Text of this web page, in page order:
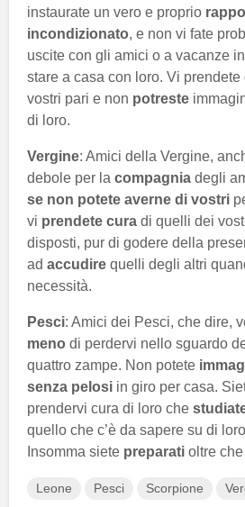
instaurate un vero e proprio
incondizionato, e non vi fate
uscite con gli amici o a vacanze
stare a casa con loro. Vi prendete
vostri pari e non potreste
di loro.
Vergine: Amici della Vergine,
debole per la compagnia degli
se non potete averne di vostri
vi prendete cura di quelli dei
disposti, pur di godere della
ad accudire quelli degli altri
necessità.
Pesci: Amici dei Pesci, che dire,
meno di perdervi nello sguardo
quattro zampe. Non potete
senza pelosi in giro per casa.
prendervi cura di loro che
quello che c’è da sapere su di
Insomma siete preparati oltre
Leone Pesci Scorpione